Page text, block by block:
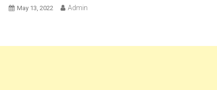
May 13, 2022 Admin